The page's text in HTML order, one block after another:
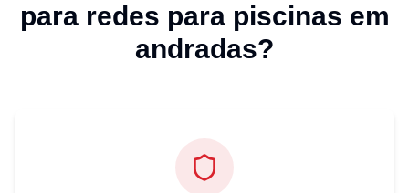
para redes para piscinas em
andradas?